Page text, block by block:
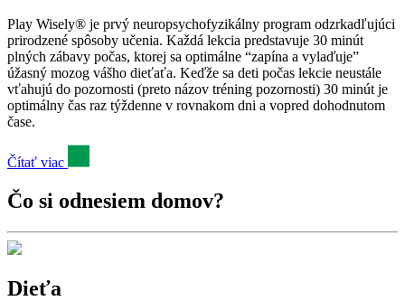
Play Wisely® je prvý neuropsychofyzikálny program odzrkadľujúci
prirodzené spôsoby učenia. Každá lekcia predstavuje 30 minút
plných zábavy počas, ktorej sa optimálne “zapína a vylaďuje”
úžasný mozog vášho dieťaťa. Keďže sa deti počas lekcie neustále
vťahujú do pozornosti (preto názov tréning pozornosti) 30 minút je
optimálny čas raz týždenne v rovnakom dni a vopred dohodnutom
čase.
Čítať viac
Čo si odnesiem domov?
Dieťa